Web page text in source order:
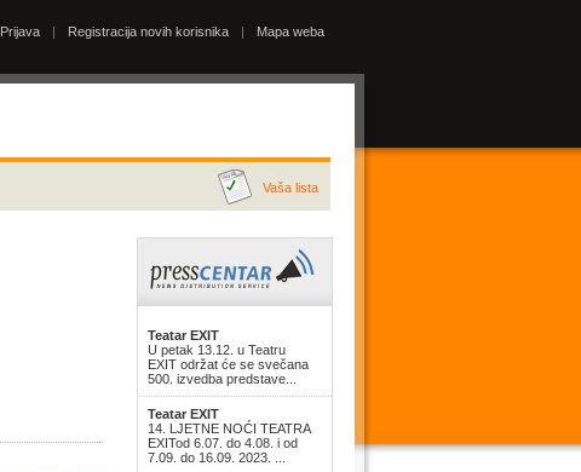
Prijava | Registracija novih korisnika | Mapa weba
Vaša lista
Teatar EXIT
U petak 13.12. u Teatru
EXIT održat će se svečana
500. izvedba predstave...
Teatar EXIT
14. LJETNE NOĆI TEATRA
EXITod 6.07. do 4.08. i od
7.09. do 16.09. 2023. ...